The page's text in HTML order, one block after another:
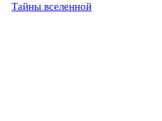
Тайны вселенной